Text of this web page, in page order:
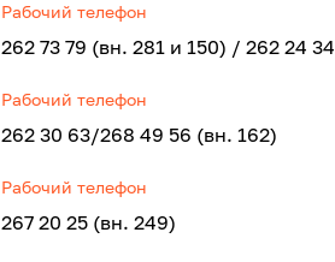
Рабочий телефон
262 73 79 (вн. 281 и 150) / 262 24 34
Рабочий телефон
262 30 63/268 49 56 (вн. 162)
Рабочий телефон
267 20 25 (вн. 249)